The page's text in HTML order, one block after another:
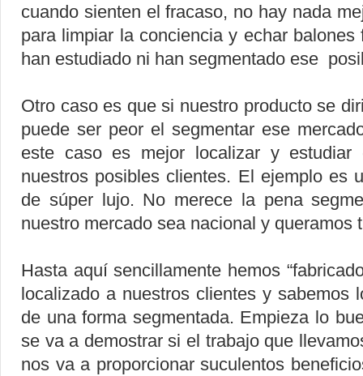
cuando sienten el fracaso, no hay nada
para limpiar la conciencia y echar
han estudiado ni han segmentado ese
Otro caso es que si nuestro producto se
puede ser peor el segmentar ese
este caso es mejor localizar y estudiar
nuestros posibles clientes. El ejemplo es
de súper lujo. No merece la pena
nuestro mercado sea nacional y queramos
Hasta aquí sencillamente hemos
localizado a nuestros clientes y sabemos
de una forma segmentada. Empieza lo
se va a demostrar si el trabajo que
nos va a proporcionar suculentos